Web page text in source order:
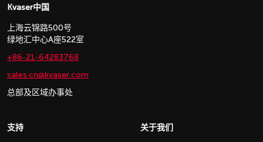
Kvaser中国
上海云锦路500号
绿地汇中心A座522室
+86-21-64283768
sales.cn@kvaser.com
总部及区域办事处
支持 关于我们